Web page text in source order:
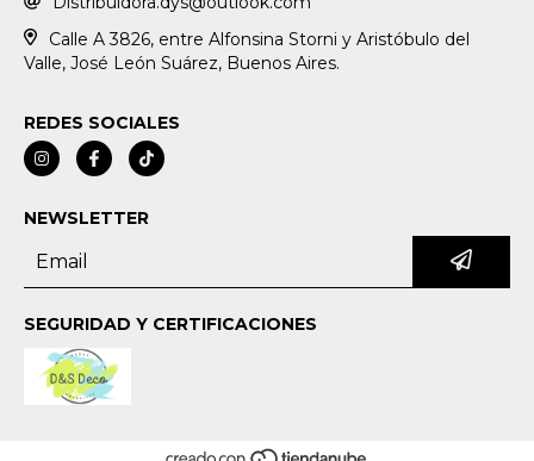
Calle A 3826, entre Alfonsina Storni y Aristóbulo del
Valle, José León Suárez, Buenos Aires.
REDES SOCIALES
NEWSLETTER
SEGURIDAD Y CERTIFICACIONES